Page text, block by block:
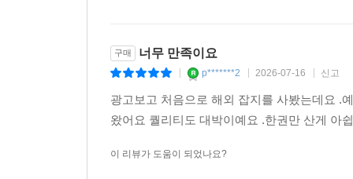
구매 너무 만족이요
p*******2 2026-07-16 신고
광고보고 처음으로 해외 잡지를 사봤는데요 .
왔어요 퀄리티도 대박이예요 .한권만 산게 아
이 리뷰가 도움이 되었나요?